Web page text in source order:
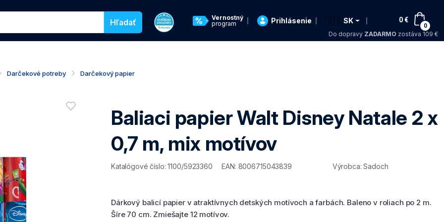
pre vyhľadávanie v našom eshope
Hľadať
Vernostný
program
Prihlásenie 🇸🇰SK 0€
0
Do dopravy ZADARMO zostáva 109 €
Darčekové potreby Darčekový papier
Vyžaduje prihlásenieBaliaci papier Walt Disney Natale 2 x
0,7 m, mix motívov
Katalógové číslo: 1100/5923360 EAN: 8006715043839 Výrobca: Sadoch
Dárkový balicí papier v atraktívnych detských motívoch a farbách. Baleno v roliach po 2 m.
Šíre 70 cm. Zmiešajte 12 motívov.